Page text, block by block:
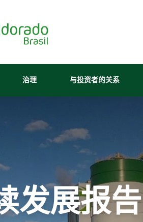
×
我们的纸浆
认证，证
明了我们的
环境适宜、
会效益和
济上可行
森林管
废物管理
绿色能源
尔多拉多（Eldorado Brasil）在社区
软件
治理
巴西埃尔多拉多
About Ethics Line
内部控制
Hotline Channel
Integrity Report
Relatório de Equidade
与投资者的关系
系
与投资者的关系
我们的纸浆厂位于
南马托格罗索州特
（Três Lagoas -
MS），是行业中
最现代化、最安全
和最具竞争力的厂
之一，并以其运营
我想成为供应商
与我
重视
尔多
（
在国
继续
略驱
一。
媒体中的埃尔
新闻办公室
发展报告